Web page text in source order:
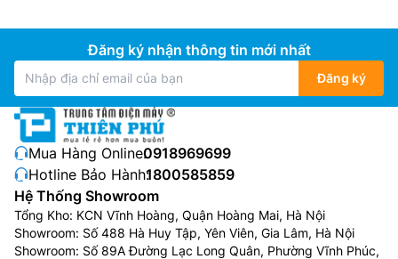
Đăng ký nhận thông tin mới nhất
Đăng ký
Mua Hàng Online:0918969699
Hotline Bảo Hành:1800585859
Hệ Thống Showroom
Tổng Kho: KCN Vĩnh Hoàng, Quận Hoàng Mai, Hà Nội
Showroom: Số 488 Hà Huy Tập, Yên Viên, Gia Lâm, Hà Nội
Showroom: Số 89A Đường Lạc Long Quân, Phường Vĩnh Phúc,